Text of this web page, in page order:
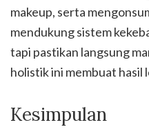
makeup, serta
mendukung sistem
tapi pastikan langsung
holistik ini membuat hasil
Kesimpulan